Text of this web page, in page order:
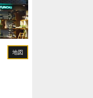
地図